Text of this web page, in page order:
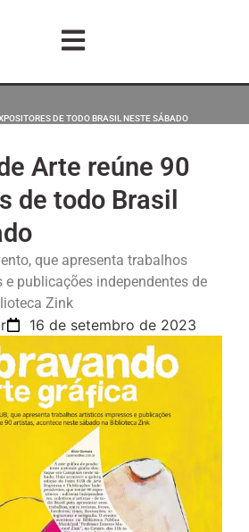
DE TODO BRASIL NESTE SÁBADO
Arte reúne 90
de todo Brasil
que apresenta trabalhos
publicações independentes de
Zink
16 de setembro de 2023